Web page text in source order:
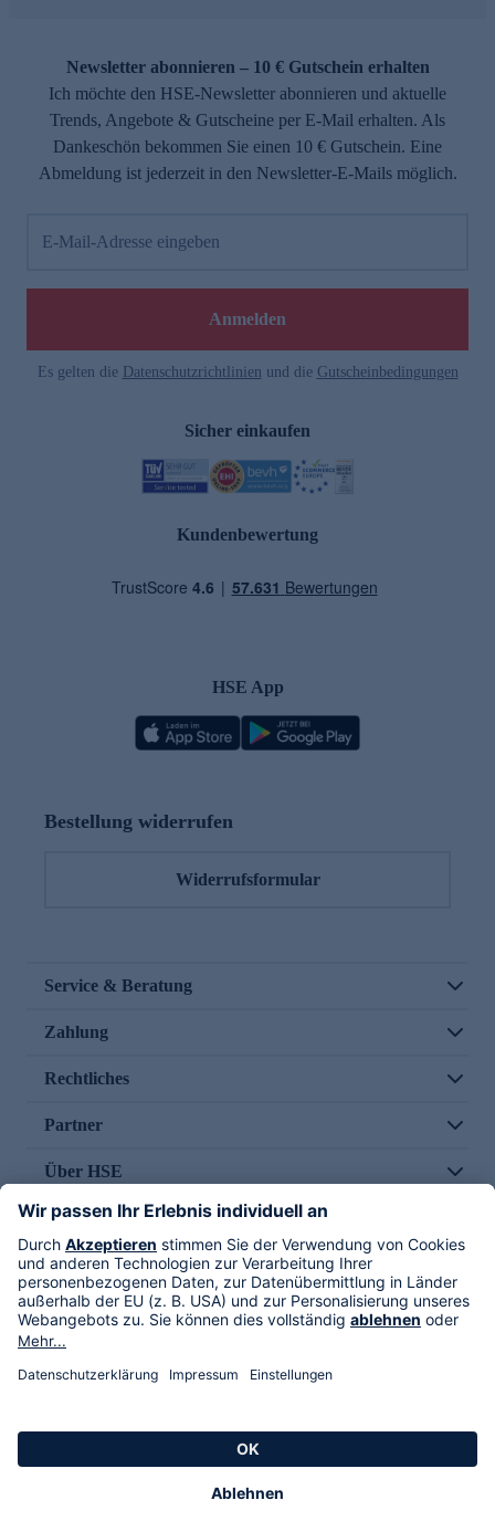
Newsletter abonnieren – 10 € Gutschein erhalten
Ich möchte den HSE-Newsletter abonnieren und aktuelle
Trends, Angebote & Gutscheine per E-Mail erhalten. Als
Dankeschön bekommen Sie einen 10 € Gutschein. Eine
Abmeldung ist jederzeit in den Newsletter-E-Mails möglich.
E-Mail-Adresse eingeben
Anmelden
Es gelten die Datenschutzrichtlinien und die Gutscheinbedingungen
Sicher einkaufen
Kundenbewertung
HSE App
Bestellung widerrufen
Widerrufsformular
Service & Beratung
Zahlung
Rechtliches
Partner
Über HSE
Im TV
HSE International